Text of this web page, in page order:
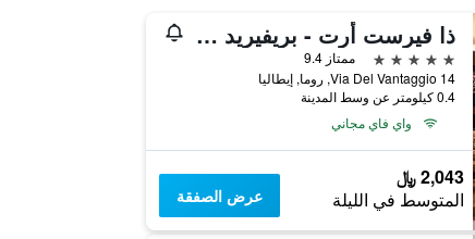
ذا فيرست أرت - بريفيريد هوتلز آند ريزورتس
5 نجوم
ممتاز 9.4
Via Del Vantaggio 14, روما, إيطاليا
0.4 كيلومتر عن وسط المدينة
واي فاي مجاني
2,043 ﷼
المتوسط في الليلة عرض الصفقة